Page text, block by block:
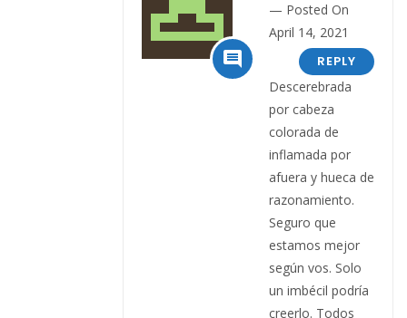

Posted On
April 14, 2021
REPLY
Descerebrada
por cabeza
colorada de
inflamada por
afuera y hueca de
razonamiento.
Seguro que
estamos mejor
según vos. Solo
un imbécil podría
creerlo. Todos